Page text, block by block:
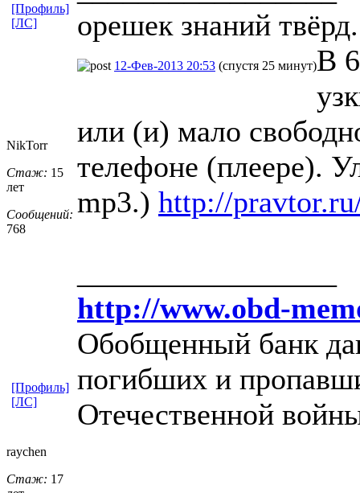
орешек знаний
[Профиль]
[ЛС]
NikTorr
Стаж: 15
лет
Сообщений:
768
12-Фев-2013 20:53 (спустя 25 минут)В
или (и) мало
телефоне (плеере).
mp3.) http://
http://www.obd-
Обобщенный банк
погибших и
Отечественной
[Профиль]
[ЛС]
raychen
Стаж: 17